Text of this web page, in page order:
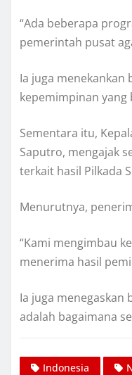
“Ada beberapa
pemerintah pusat
Ia juga
kepemimpinan yang
Sementara itu,
Saputro, mengajak
terkait hasil Pilkada
Menurutnya,
“Kami mengimbau
menerima hasil
Ia juga menegaskan
adalah bagaimana
Indonesia